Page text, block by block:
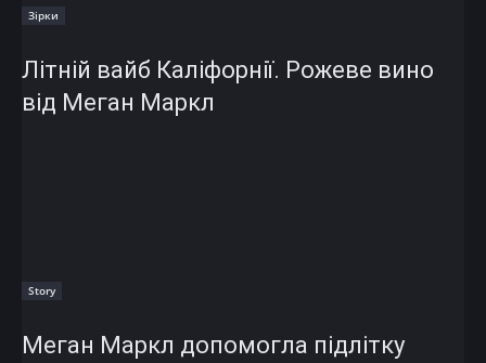
Зірки
Літній вайб Каліфорнії. Рожеве вино
від Меган Маркл
Story
Меган Маркл допомогла підлітку